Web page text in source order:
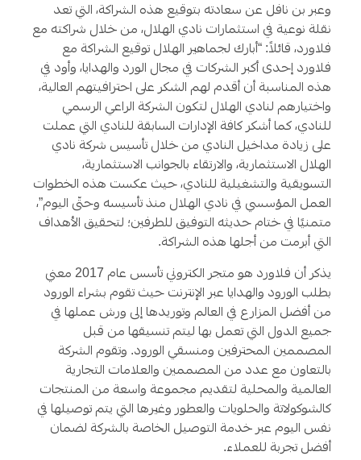
وعبر بن نافل عن سعادته بتوقيع هذه الشراكة، التي تعد
نقلة نوعية في استثمارات نادي الهلال، من خلال شراكته مع
فلاورد، قائلاً: “أبارك لجماهير الهلال توقيع الشراكة مع
فلاورد إحدى أكبر الشركات في مجال الورد والهدايا، وأود في
هذه المناسبة أن أقدم لهم الشكر على احترافيتهم العالية،
واختيارهم لنادي الهلال لتكون الشركة الراعي الرسمي
للنادي، كما أشكر كافة الإدارات السابقة للنادي التي عملت
على زيادة مداخيل النادي من خلال تأسيس شركة نادي
الهلال الاستثمارية، والارتقاء بالجوانب الاستثمارية،
التسويقية والتشغيلية للنادي، حيث عكست هذه الخطوات
العمل المؤسسي في نادي الهلال منذ تأسيسه وحتّى اليوم”،
متمنيًا في ختام حديثه التوفيق للطرفين؛ لتحقيق الأهداف
التي أبرمت من أجلها هذه الشراكة.
يذكر أن فلاورد هو متجر الكتروني تأسس عام 2017 معني
بطلب الورود والهدايا عبر الإنترنت حيث تقوم بشراء الورود
من أفضل المزارع في العالم وتوريدها إلى ورش عملها في
جميع الدول التي تعمل بها ليتم تنسيقها من قبل
المصممين المحترفين ومنسقي الورود. وتقوم الشركة
بالتعاون مع عدد من المصممين والعلامات التجارية
العالمية والمحلية لتقديم مجموعة واسعة من المنتجات
كالشوكولاتة والحلويات والعطور وغيرها التي يتم توصيلها في
نفس اليوم عبر خدمة التوصيل الخاصة بالشركة لضمان
أفضل تجربة للعملاء.